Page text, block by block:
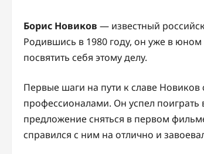
Борис Новиков — известный
Родившись в 1980 году, он уже в юном
посвятить себя этому делу.
Первые шаги на пути к славе Новиков
профессионалами. Он успел
предложение сняться в первом
справился с ним на отлично и